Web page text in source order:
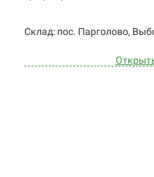
Cклад: пос. Парголово,